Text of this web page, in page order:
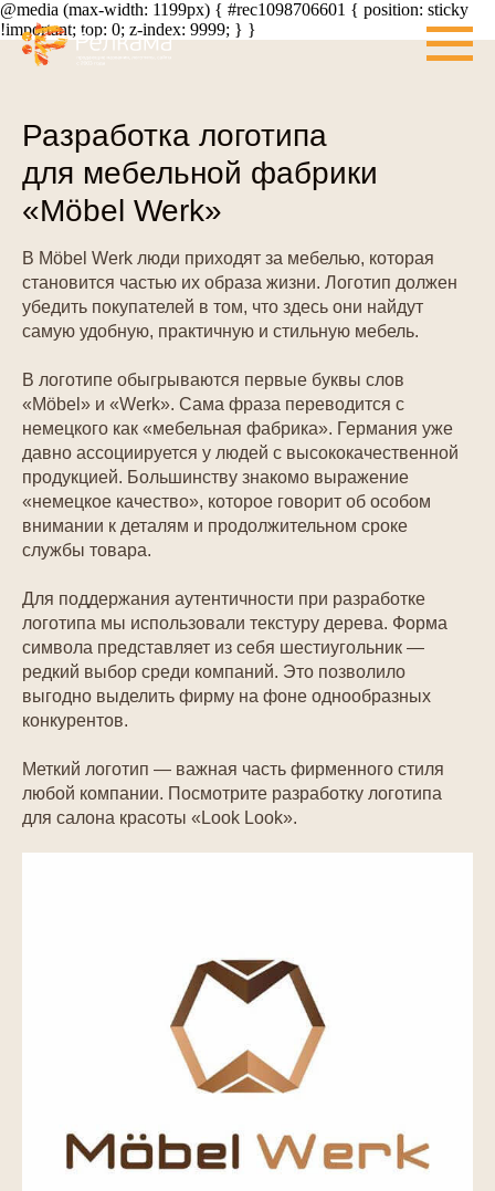
@media (max-width: 1199px) { #rec1098706601 { position: sticky
!important; top: 0; z-index: 9999; } }
Разработка логотипа
для мебельной фабрики
«Möbel Werk»
В Möbel Werk люди приходят за мебелью, которая
становится частью их образа жизни. Логотип должен
убедить покупателей в том, что здесь они найдут
самую удобную, практичную и стильную мебель.
В логотипе обыгрываются первые буквы слов
«Möbel» и «Werk». Сама фраза переводится с
немецкого как «мебельная фабрика». Германия уже
давно ассоциируется у людей с высококачественной
продукцией. Большинству знакомо выражение
«немецкое качество», которое говорит об особом
внимании к деталям и продолжительном сроке
службы товара.
Для поддержания аутентичности при разработке
логотипа мы использовали текстуру дерева. Форма
символа представляет из себя шестиугольник —
редкий выбор среди компаний. Это позволило
выгодно выделить фирму на фоне однообразных
конкурентов.
Меткий логотип — важная часть фирменного стиля
любой компании. Посмотрите разработку логотипа
для салона красоты «Look Look».